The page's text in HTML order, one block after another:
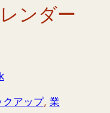
ンダー
クアップ, 業